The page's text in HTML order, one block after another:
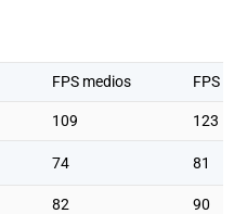
FPS medios FPS
109
123
74 81
82
90